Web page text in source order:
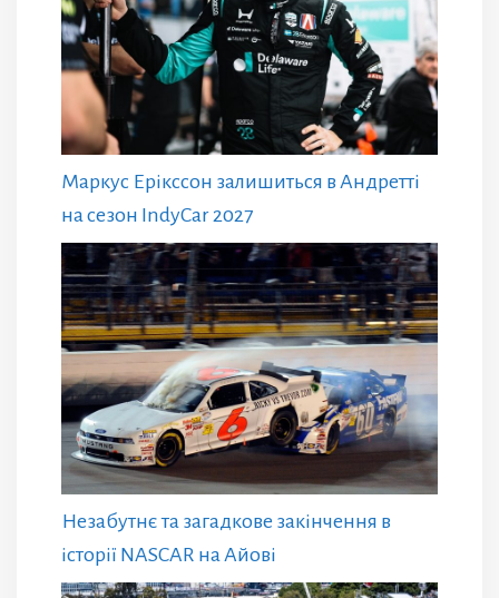
Маркус Ерікссон залишиться в Андретті
на сезон IndyCar 2027
Незабутнє та загадкове закінчення в
історії NASCAR на Айові